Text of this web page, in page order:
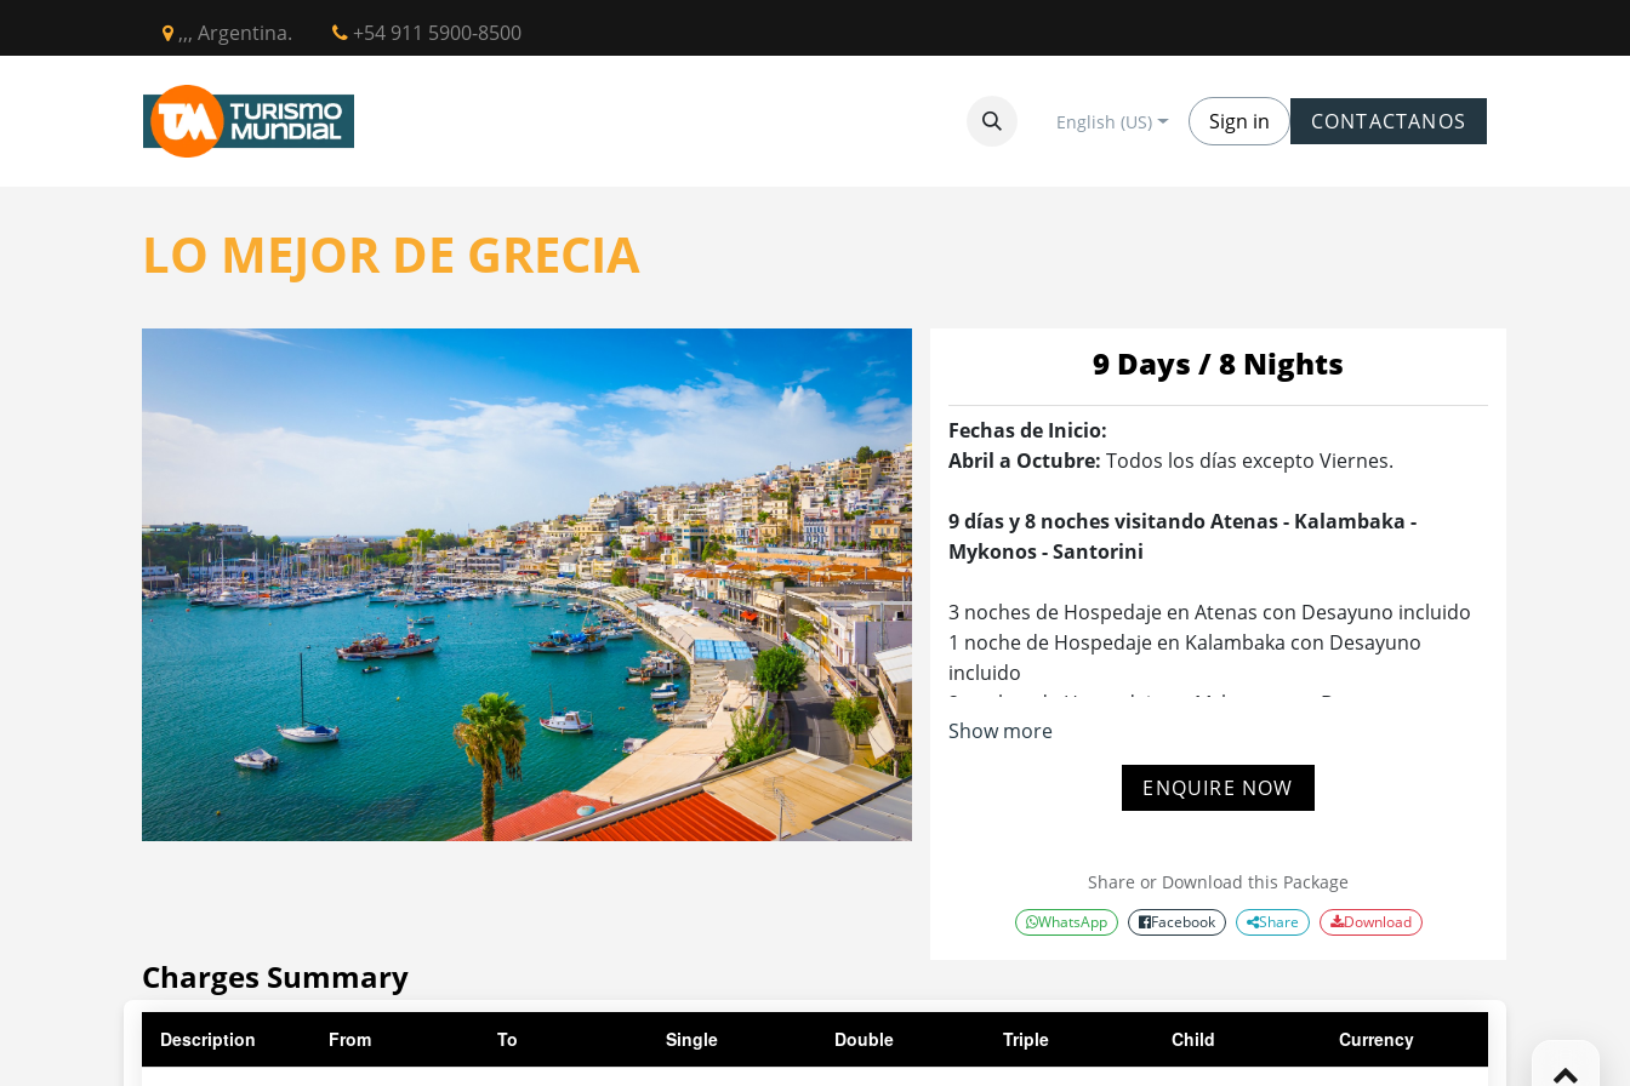
,,, Argentina. +54 911 5900-8500
English (US) Sign in CONTACTANOS
LO MEJOR DE GRECIA
9 Days / 8 Nights
Fechas de Inicio:
Abril a Octubre: Todos los días excepto Viernes.
9 días y 8 noches visitando Atenas - Kalambaka -
Mykonos - Santorini
3 noches de Hospedaje en Atenas con Desayuno incluido
1 noche de Hospedaje en Kalambaka con Desayuno
incluido
2 noches de Hospedaje en Mykonos con Desayuno
incluido
2 noches de Hospedaje en Santorini con Desayuno
28/04, 29/04, 30/04, 27/10, 28/10, 29/10.
Show more
ENQUIRE NOW
Share or Download this Package
WhatsApp Facebook Share Download
Charges Summary
Description From To Single Double Triple Child Currency